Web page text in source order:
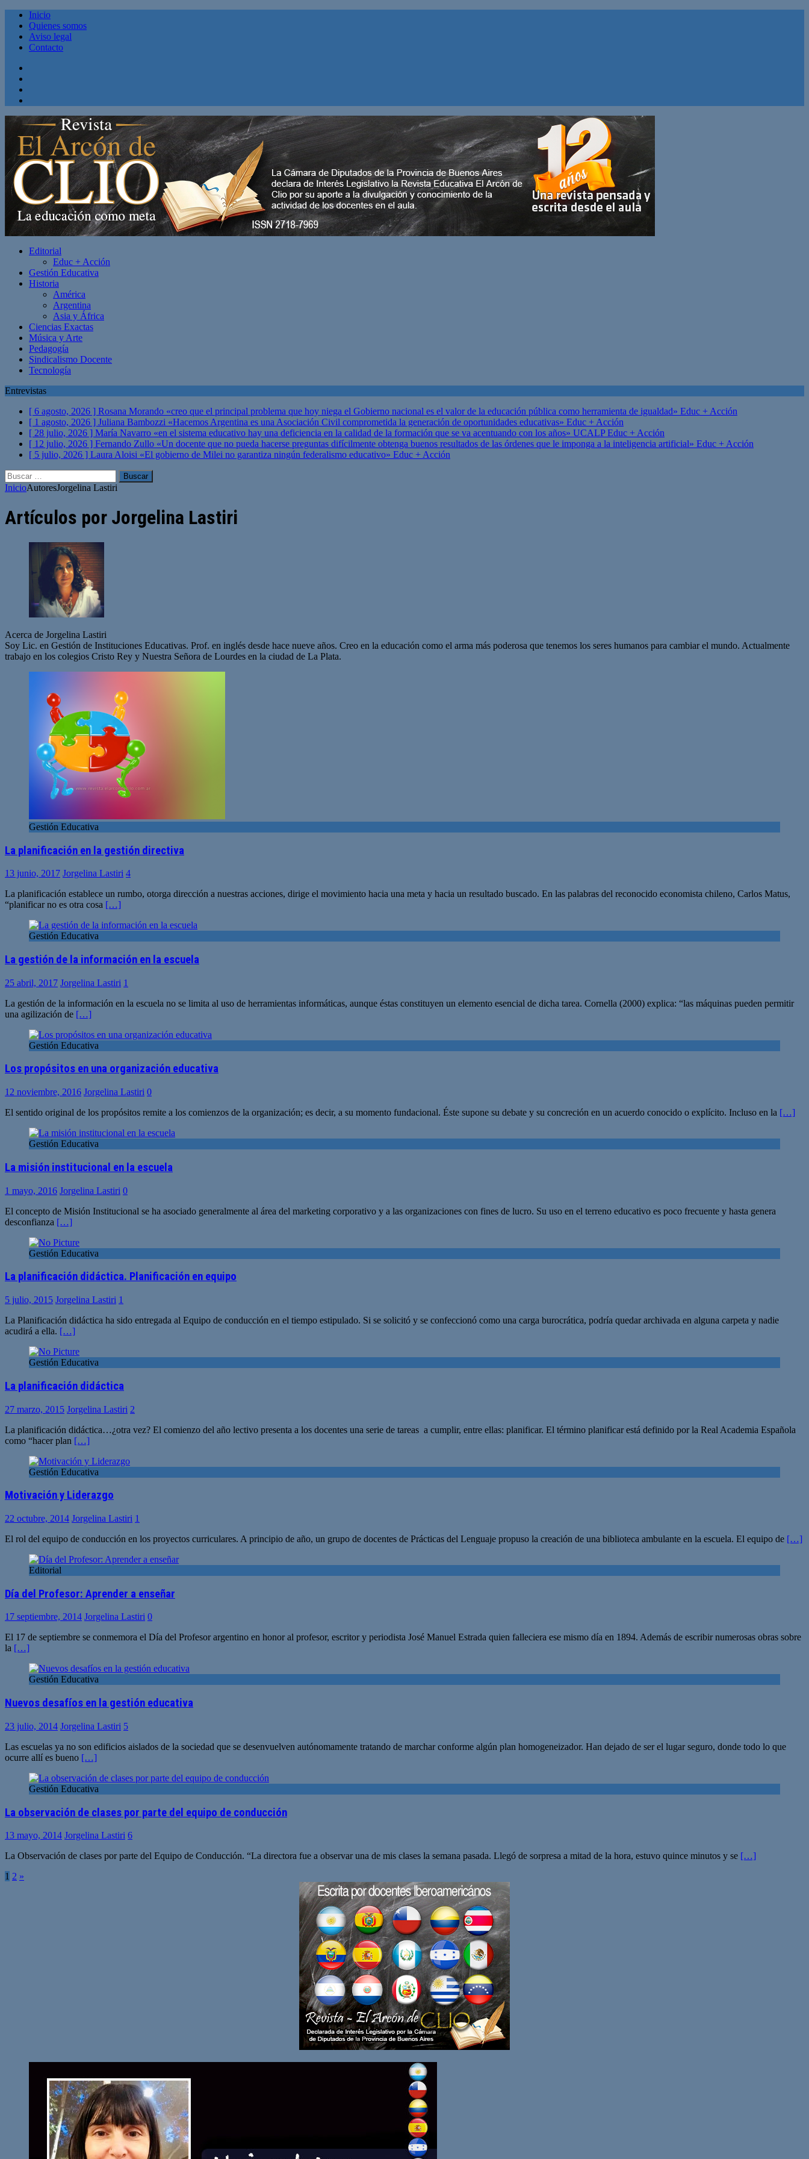
Inicio
Quienes somos
Aviso legal
Contacto
Editorial
Educ + Acción
Gestión Educativa
Historia
América
Argentina
Asia y África
Ciencias Exactas
Música y Arte
Pedagogía
Sindicalismo Docente
Tecnología
Entrevistas
[ 6 agosto, 2026 ] Rosana Morando «creo que el principal problema que hoy niega el Gobierno nacional es el valor de la educación pública como herramienta de igualdad» Educ + Acción
[ 1 agosto, 2026 ] Juliana Bambozzi «Hacemos Argentina es una Asociación Civil comprometida la generación de oportunidades educativas» Educ + Acción
[ 28 julio, 2026 ] María Navarro «en el sistema educativo hay una deficiencia en la calidad de la formación que se va acentuando con los años» UCALPEduc + Acción
[ 12 julio, 2026 ] Fernando Zullo «Un docente que no pueda hacerse preguntas difícilmente obtenga buenos resultados de las órdenes que le imponga a la inteligencia artificial» Educ + Acción
[ 5 julio, 2026 ] Laura Aloisi «El gobierno de Milei no garantiza ningún federalismo educativo» Educ + Acción
Buscar:
InicioAutoresJorgelina Lastiri
Artículos por Jorgelina Lastiri
Acerca de Jorgelina Lastiri
Soy Lic. en Gestión de Instituciones Educativas. Prof. en inglés desde hace nueve años. Creo en la educación como el arma más poderosa que tenemos los seres humanos para cambiar el mundo. Actualmente
trabajo en los colegios Cristo Rey y Nuestra Señora de Lourdes en la ciudad de La Plata.
Gestión Educativa
La planificación en la gestión directiva
13 junio, 2017 Jorgelina Lastiri 4
La planificación establece un rumbo, otorga dirección a nuestras acciones, dirige el movimiento hacia una meta y hacia un resultado buscado. En las palabras del reconocido economista chileno, Carlos Matus,
“planificar no es otra cosa […]
Gestión Educativa
La gestión de la información en la escuela
25 abril, 2017 Jorgelina Lastiri 1
La gestión de la información en la escuela no se limita al uso de herramientas informáticas, aunque éstas constituyen un elemento esencial de dicha tarea. Cornella (2000) explica: “las máquinas pueden permitir
una agilización de […]
Gestión Educativa
Los propósitos en una organización educativa
12 noviembre, 2016 Jorgelina Lastiri 0
El sentido original de los propósitos remite a los comienzos de la organización; es decir, a su momento fundacional. Éste supone su debate y su concreción en un acuerdo conocido o explícito. Incluso en la […]
Gestión Educativa
La misión institucional en la escuela
1 mayo, 2016 Jorgelina Lastiri 0
El concepto de Misión Institucional se ha asociado generalmente al área del marketing corporativo y a las organizaciones con fines de lucro. Su uso en el terreno educativo es poco frecuente y hasta genera
desconfianza […]
Gestión Educativa
La planificación didáctica. Planificación en equipo
5 julio, 2015 Jorgelina Lastiri 1
La Planificación didáctica ha sido entregada al Equipo de conducción en el tiempo estipulado. Si se solicitó y se confeccionó como una carga burocrática, podría quedar archivada en alguna carpeta y nadie
acudirá a ella. […]
Gestión Educativa
La planificación didáctica
27 marzo, 2015 Jorgelina Lastiri 2
La planificación didáctica…¿otra vez? El comienzo del año lectivo presenta a los docentes una serie de tareas a cumplir, entre ellas: planificar. El término planificar está definido por la Real Academia Española
como “hacer plan […]
Gestión Educativa
Motivación y Liderazgo
22 octubre, 2014 Jorgelina Lastiri 1
El rol del equipo de conducción en los proyectos curriculares. A principio de año, un grupo de docentes de Prácticas del Lenguaje propuso la creación de una biblioteca ambulante en la escuela. El equipo de […]
Editorial
Día del Profesor: Aprender a enseñar
17 septiembre, 2014 Jorgelina Lastiri 0
El 17 de septiembre se conmemora el Día del Profesor argentino en honor al profesor, escritor y periodista José Manuel Estrada quien falleciera ese mismo día en 1894. Además de escribir numerosas obras sobre
la […]
Gestión Educativa
Nuevos desafíos en la gestión educativa
23 julio, 2014 Jorgelina Lastiri 5
Las escuelas ya no son edificios aislados de la sociedad que se desenvuelven autónomamente tratando de marchar conforme algún plan homogeneizador. Han dejado de ser el lugar seguro, donde todo lo que
ocurre allí es bueno […]
Gestión Educativa
La observación de clases por parte del equipo de conducción
13 mayo, 2014 Jorgelina Lastiri 6
La Observación de clases por parte del Equipo de Conducción. “La directora fue a observar una de mis clases la semana pasada. Llegó de sorpresa a mitad de la hora, estuvo quince minutos y se […]
Paginación
1 2 »